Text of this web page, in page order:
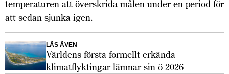
temperaturen att överskrida målen under en period för
att sedan sjunka igen.
LÄS ÄVEN
Världens första formellt erkända
klimatflyktingar lämnar sin ö 2026